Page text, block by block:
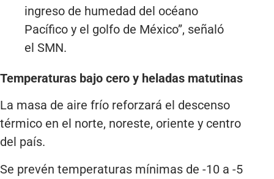
ingreso de humedad del océano
Pacífico y el golfo de México”, señaló
el SMN.
Temperaturas bajo cero y heladas matutinas
La masa de aire frío reforzará el descenso
térmico en el norte, noreste, oriente y centro
del país.
Se prevén temperaturas mínimas de -10 a -5